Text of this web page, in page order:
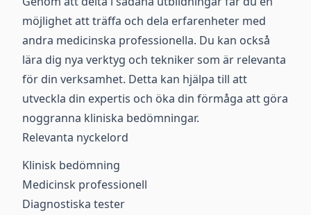
möjlighet att träffa och dela erfarenheter med
andra medicinska professionella. Du kan också
lära dig nya verktyg och tekniker som är relevanta
för din verksamhet. Detta kan hjälpa till att
utveckla din expertis och öka din förmåga att göra
noggranna kliniska bedömningar.
Relevanta nyckelord
Klinisk bedömning
Medicinsk professionell
Diagnostiska tester